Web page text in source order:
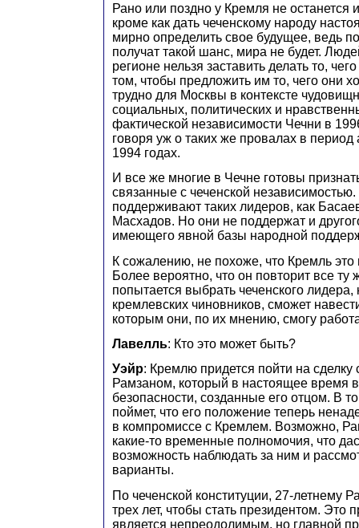
Рано или поздно у Кремля не останется
кроме как дать чеченскому народу
мирно определить свое будущее, ведь
получат такой шанс, мира не будет.
регионе нельзя заставить делать то,
том, чтобы предложить им то, чего они
трудно для Москвы в контексте
социальных, политических и
фактической независимости Чечни в
говоря уж о таких же провалах в
1994 годах.
И все же многие в Чечне готовы
связанные с чеченской
поддерживают таких лидеров, как
Масхадов. Но они не поддержат и
имеющего явной базы народной
К сожалению, не похоже, что Кремль это
Более вероятно, что он повторит все ту
попытается выбрать чеченского
кремлевских чиновников, сможет
которым они, по их мнению, смогу
Лавелль: Кто это может быть?
Уэйр: Кремлю придется пойти на
Рамзаном, который в настоящее время
безопасности, созданные его отцом. В
поймет, что его положение теперь
в компромиссе с Кремлем. Возможно,
какие-то временные полномочия, что
возможность наблюдать за ним и
варианты.
По чеченской конституции, 27-летнему
трех лет, чтобы стать президентом. Это
является непреодолимым, но главной